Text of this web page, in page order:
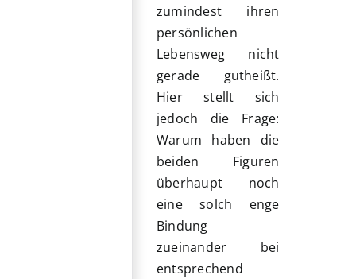
zumindest ihren
persönlichen
Lebensweg nicht
gerade gutheißt.
Hier stellt sich
jedoch die Frage:
Warum haben die
beiden Figuren
überhaupt noch
eine solch enge
Bindung
zueinander bei
entsprechend